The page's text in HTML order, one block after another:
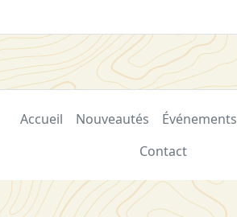
Accueil Nouveautés Événements
Contact